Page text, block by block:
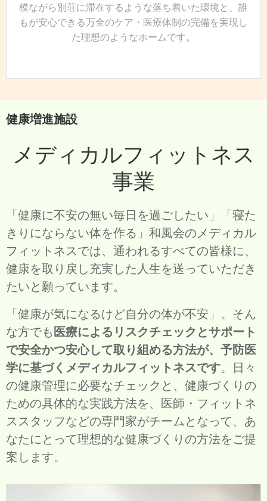
模ながら別荘に滞在するような落ち着いた環境と、誰
もが安心できる万全のケア・医療体制の完備を実現し
た理想のようなホームです。
健康増進施設
メディカルフィットネス
事業
「健康に不安の無い毎日を過ごしたい」「寝た
きりにならない体を作る」和風会のメディカル
フィットネスでは、通われるすべての皆様に、
健康を取り戻し充実した人生を送っていただき
たいと願っています。
「健康が気になるけど自分の体が不安」。そん
な方でも医療によるリスクチェックとサポート
で安全かつ安心して取り組める方法が、予防医
学に基づくメディカルフィットネスです。日々
の健康管理に必要なチェックと、健康づくりの
ための具体的な実践方法を、医師・フィットネ
ススタッフなどの専門家がチームとなって、あ
なたにとって理想的な健康づくりの方法をご提
案します。